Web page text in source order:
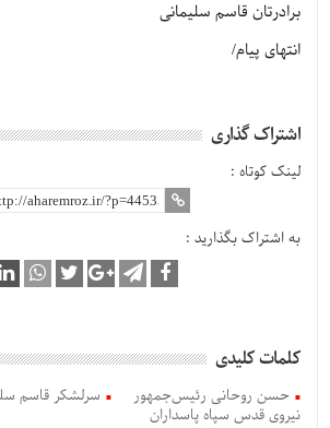
برادرتان قاسم سلیمانی
انتهای پیام/
اشتراک گذاری
لینک کوتاه :
به اشتراک بگذارید :
کلمات کلیدی
حسن روحانی رئیس‌جمهور سرلشکر قاسم
نیروی قدس سپاه پاسداران